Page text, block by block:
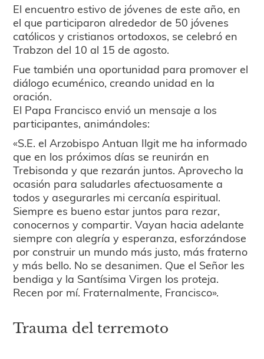
El encuentro estivo de jóvenes de este año, en
el que participaron alrededor de 50 jóvenes
católicos y cristianos ortodoxos, se celebró en
Trabzon del 10 al 15 de agosto.
Fue también una oportunidad para promover el
diálogo ecuménico, creando unidad en la
oración.
El Papa Francisco envió un mensaje a los
participantes, animándoles:
«S.E. el Arzobispo Antuan Ilgit me ha informado
que en los próximos días se reunirán en
Trebisonda y que rezarán juntos. Aprovecho la
ocasión para saludarles afectuosamente a
todos y asegurarles mi cercanía espiritual.
Siempre es bueno estar juntos para rezar,
conocernos y compartir. Vayan hacia adelante
siempre con alegría y esperanza, esforzándose
por construir un mundo más justo, más fraterno
y más bello. No se desanimen. Que el Señor les
bendiga y la Santísima Virgen los proteja.
Recen por mí. Fraternalmente, Francisco».
Trauma del terremoto